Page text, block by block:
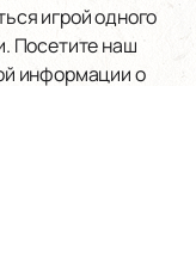
игрой одного
Посетите наш
информации о